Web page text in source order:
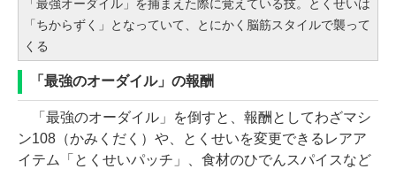
「最強オーダイル」を捕まえた際に覚えている技。とくせいは
「ちからずく」となっていて、とにかく脳筋スタイルで襲って
くる
「最強のオーダイル」の報酬
「最強のオーダイル」を倒すと、報酬としてわざマシ
ン108（かみくだく）や、とくせいを変更できるレアア
イテム「とくせいパッチ」、食材のひでんスパイスなど